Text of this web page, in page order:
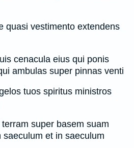
quasi vestimento extendens
cenacula eius qui ponis
ambulas super pinnas venti
tuos spiritus ministros
super basem suam
et in saeculum